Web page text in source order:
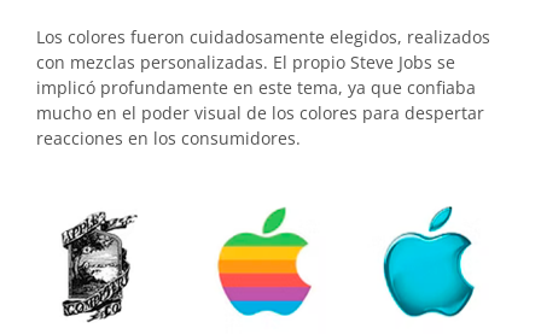
Los colores fueron cuidadosamente elegidos, realizados
con mezclas personalizadas. El propio Steve Jobs se
implicó profundamente en este tema, ya que confiaba
mucho en el poder visual de los colores para despertar
reacciones en los consumidores.